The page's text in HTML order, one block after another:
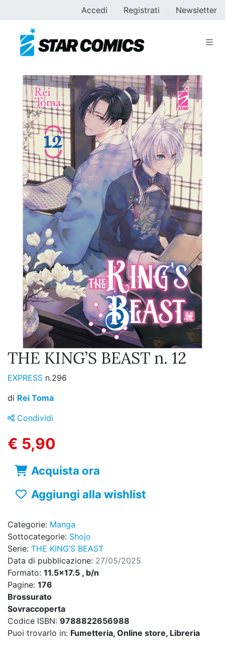
Accedi Registrati Newsletter
THE KING’S BEAST n. 12
EXPRESS n.296
di Rei Toma
Condividi
€ 5,90
Acquista ora
Aggiungi alla wishlist
Categorie: Manga
Sottocategorie: Shojo
Serie: THE KING’S BEAST
Data di pubblicazione: 27/05/2025
Formato: 11.5x17.5 , b/n
Pagine: 176
Brossurato
Sovraccoperta
Codice ISBN: 9788822656988
Puoi trovarlo in: Fumetteria, Online store, Libreria